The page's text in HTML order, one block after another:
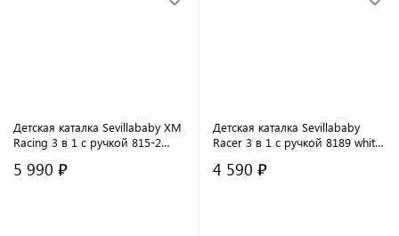
Детская каталка Sevillababy XM
Racing 3 в 1 с ручкой 815-2
5 990 ₽
Детская каталка Sevillababy
Racer 3 в 1 с ручкой 8189 white/
4 590 ₽